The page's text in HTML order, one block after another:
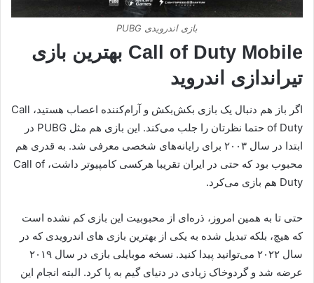
بازی اندرویدی PUBG
Call of Duty Mobile بهترین بازی
تیراندازی اندروید
اگر باز هم دنبال یک بازی بکش‌بکش و آرام‌کننده اعصاب هستید، Call
of Duty حتما نظرتان را جلب می‌کند. این بازی هم مثل PUBG در
ابتدا در سال ۲۰۰۳ برای رایانه‌های شخصی معرفی شد. به قدری هم
محبوب بود که حتی در ایران تقریبا هرکسی کامپیوتر داشت، Call of
Duty هم بازی می‌کرد.
حتی تا به همین امروز، ذره‌ای از محبوبیت این بازی کم نشده است
که هیچ، بلکه تبدیل شده به یکی از بهترین بازی های اندرویدی که در
سال ۲۰۲۲ می‌توانید پیدا کنید. نسخه موبایلی بازی در سال ۲۰۱۹
عرضه شد و گردوخاک زیادی در دنیای گیم به پا کرد. البته انجام این